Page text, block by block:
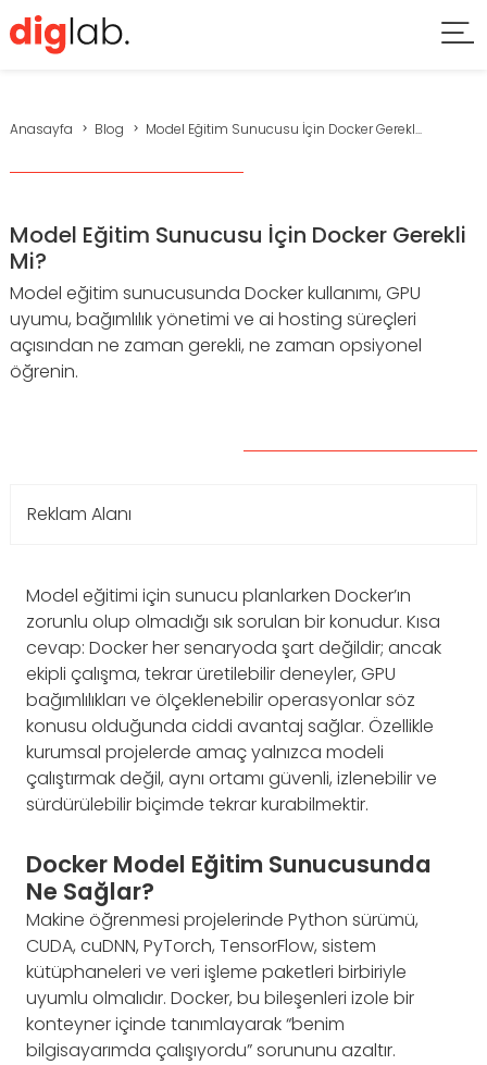
Anasayfa Blog Model Eğitim Sunucusu İçin Docker Gerekl...
Model Eğitim Sunucusu İçin Docker Gerekli
Mi?
Model eğitim sunucusunda Docker kullanımı, GPU
uyumu, bağımlılık yönetimi ve ai hosting süreçleri
açısından ne zaman gerekli, ne zaman opsiyonel
öğrenin.
Reklam Alanı
Model eğitimi için sunucu planlarken Docker’ın
zorunlu olup olmadığı sık sorulan bir konudur. Kısa
cevap: Docker her senaryoda şart değildir; ancak
ekipli çalışma, tekrar üretilebilir deneyler, GPU
bağımlılıkları ve ölçeklenebilir operasyonlar söz
konusu olduğunda ciddi avantaj sağlar. Özellikle
kurumsal projelerde amaç yalnızca modeli
çalıştırmak değil, aynı ortamı güvenli, izlenebilir ve
sürdürülebilir biçimde tekrar kurabilmektir.
Docker Model Eğitim Sunucusunda
Ne Sağlar?
Makine öğrenmesi projelerinde Python sürümü,
CUDA, cuDNN, PyTorch, TensorFlow, sistem
kütüphaneleri ve veri işleme paketleri birbiriyle
uyumlu olmalıdır. Docker, bu bileşenleri izole bir
konteyner içinde tanımlayarak “benim
bilgisayarımda çalışıyordu” sorununu azaltır.